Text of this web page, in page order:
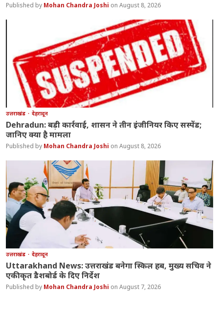
Mohan Chandra Joshi August 8, 2026
उत्तराखंड देहरादून
Dehradun: बड़ी कार्रवाई, शासन ने तीन इंजीनियर किए सस्पेंड;
जानिए क्या है मामला
Mohan Chandra Joshi August 8, 2026
उत्तराखंड देहरादून
Uttarakhand News: उत्तराखंड बनेगा स्किल हब, मुख्य सचिव ने
एकीकृत डैशबोर्ड के दिए निर्देश
Mohan Chandra Joshi August 7, 2026